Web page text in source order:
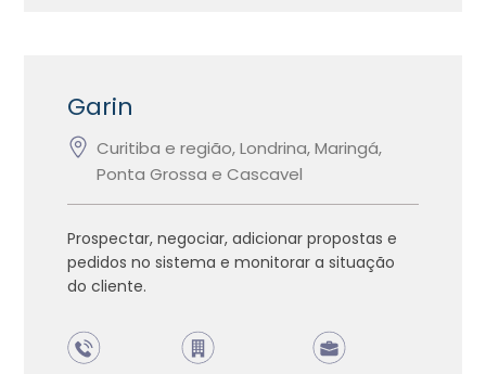
Garin
Curitiba e região, Londrina, Maringá,
Ponta Grossa e Cascavel
Prospectar, negociar, adicionar propostas e
pedidos no sistema e monitorar a situação
do cliente.